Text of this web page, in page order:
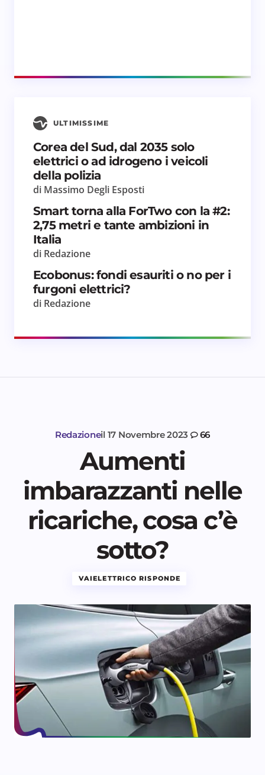
ULTIMISSIME
Corea del Sud, dal 2035 solo
elettrici o ad idrogeno i veicoli
della polizia
di Massimo Degli Esposti
Smart torna alla ForTwo con la #2:
2,75 metri e tante ambizioni in
Italia
di Redazione
Ecobonus: fondi esauriti o no per i
furgoni elettrici?
di Redazione
Redazioneil 17 Novembre 2023 66
Aumenti
imbarazzanti nelle
ricariche, cosa c’è
sotto?
VAIELETTRICO RISPONDE